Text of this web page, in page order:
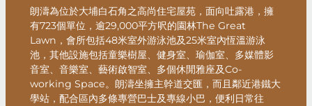
朗濤為位於大埔白石角之高尚住宅屋苑，面向吐露港，擁
有723個單位，逾29,000平方呎的園林The Great
Lawn，會所包括48米室外游泳池及25米室內恆溫游泳
池，其他設施包括童樂樹屋、健身室、瑜伽室、多媒體影
音室、音樂室、藝術啟智室、多個休閒雅座及Co-
working Space。朗濤坐擁主幹道交匯，而且鄰近港鐵大
學站，配合區內多條專營巴士及專線小巴，便利日常往